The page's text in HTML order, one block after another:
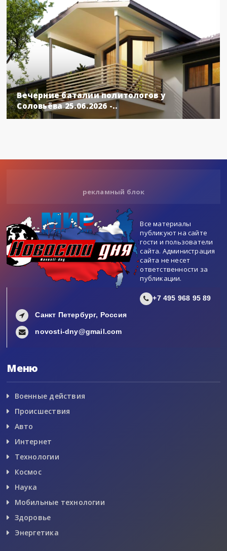
Вечерние баталии политологов у
Соловьёва 25.06.2026 -..
рекламный блок
Все материалы
публикуют на сайте
гости и пользователи
сайта. Администрация
сайта не несет
ответственности за
публикации.
+7 495 968 95 89
Санкт Петербург, Россия
novosti-dny@gmail.com
Меню
Военные действия
Происшествия
Авто
Интернет
Технологии
Космос
Наука
Мобильные технологии
Здоровье
Энергетика